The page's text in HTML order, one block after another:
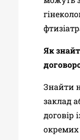
Як
Знайти
заклад
договір
окремих